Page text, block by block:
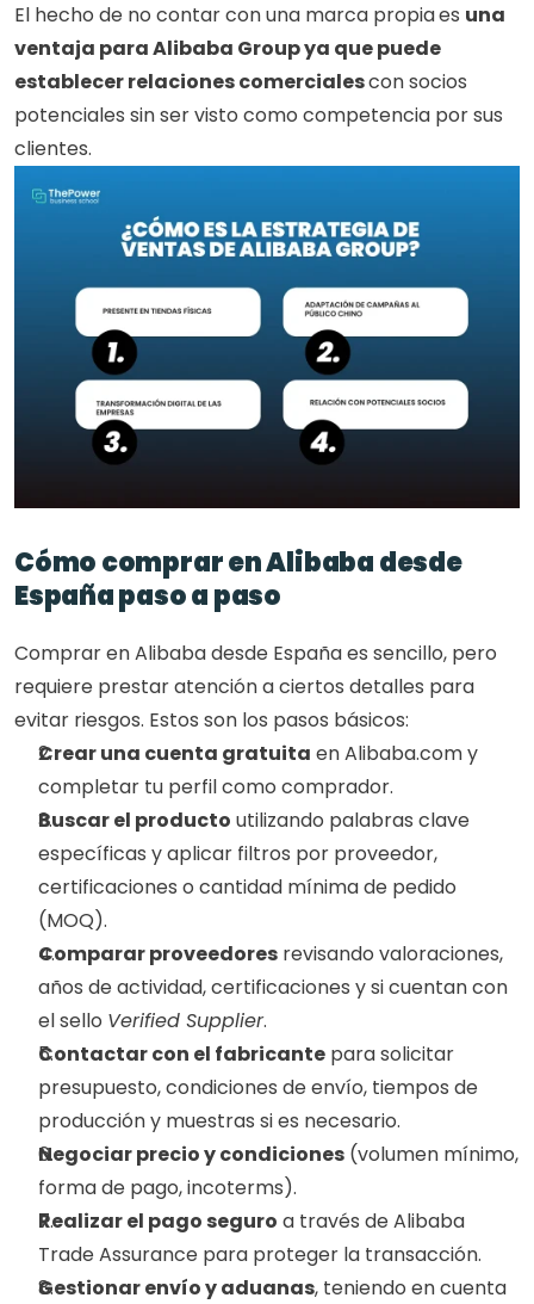
El hecho de no contar con una marca propiaes una
ventaja para Alibaba Group ya que puede
establecer relaciones comerciales con socios
potenciales sin ser visto como competencia por sus
clientes.
Cómo comprar en Alibaba desde
España paso a paso
Comprar en Alibaba desde España es sencillo, pero
requiere prestar atención a ciertos detalles para
evitar riesgos. Estos son los pasos básicos:
Crear una cuenta gratuita en Alibaba.com y
completar tu perfil como comprador.
Buscar el producto utilizando palabras clave
específicas y aplicar filtros por proveedor,
certificaciones o cantidad mínima de pedido
(MOQ).
Comparar proveedores revisando valoraciones,
años de actividad, certificaciones y si cuentan con
el sello Verified Supplier.
Contactar con el fabricante para solicitar
presupuesto, condiciones de envío, tiempos de
producción y muestras si es necesario.
Negociar precio y condiciones (volumen mínimo,
forma de pago, incoterms).
Realizar el pago seguro a través de Alibaba
Trade Assurance para proteger la transacción.
Gestionar envío y aduanas, teniendo en cuenta